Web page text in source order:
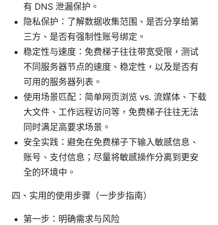
有 DNS 泄漏保护。
隐私保护：了解数据收集范围、是否分享给第
三方、是否有强制性账号绑定。
稳定性与速度：免费梯子往往带宽受限，测试
不同服务器节点的速度、稳定性，以及是否有
可用的服务器列表。
使用场景匹配：简单网页浏览 vs. 流媒体、下载
大文件、工作远程访问等，免费梯子往往无法
同时满足高要求场景。
安全实践：避免在免费梯子下输入敏感信息、
账号、支付信息；尽量将敏感操作分离到更安
全的环境中。
四、实用的使用步骤（一步步指南）
第一步：明确需求与风险